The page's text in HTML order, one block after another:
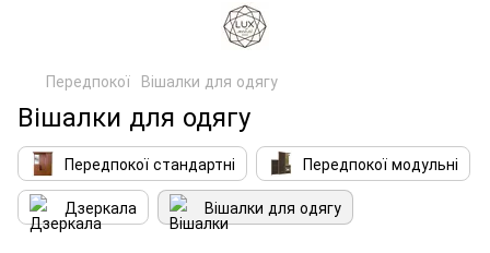
Передпокої Вішалки для одягу
Вішалки для одягу
Передпокої стандартні
Передпокої модульні
Дзеркала
Вішалки для одягу